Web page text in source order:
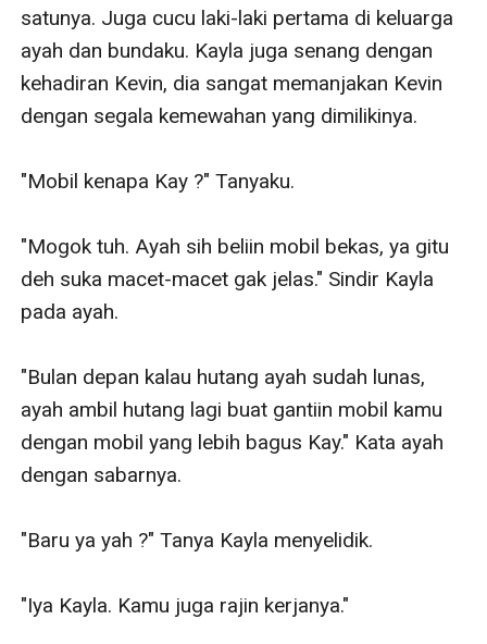
satunya. Juga cucu laki-laki pertama di keluarga
ayah dan bundaku. Kayla juga senang dengan
kehadiran Kevin, dia sangat memanjakan Kevin
dengan segala kemewahan yang dimilikinya.
"Mobil kenapa Kay ?" Tanyaku.
"Mogok tuh. Ayah sih beliin mobil bekas, ya gitu
deh suka macet-macet gak jelas." Sindir Kayla
pada ayah.
"Bulan depan kalau hutang ayah sudah lunas,
ayah ambil hutang lagi buat gantiin mobil kamu
dengan mobil yang lebih bagus Kay." Kata ayah
dengan sabarnya.
"Baru ya yah ?" Tanya Kayla menyelidik.
"Iya Kayla. Kamu juga rajin kerjanya."